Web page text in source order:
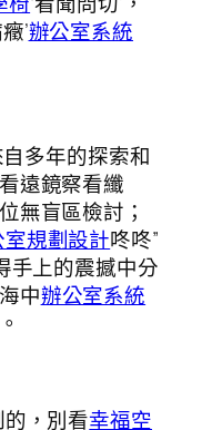
’辦公室系統
多年的探索和
遠鏡察看纖
無盲區檢討；
規劃設計咚咚”
手上的震撼中分
中辦公室系統
，別看幸福空